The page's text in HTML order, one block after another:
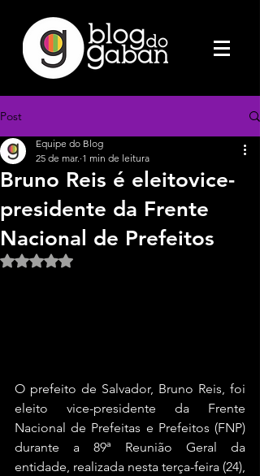
Post
Bruno Reis é eleitovice-
presidente da Frente
Nacional de Prefeitos
Equipe do Blog
25 de mar. 1 min de leitura
Avaliado com NaN de 5 estrelas.
O prefeito de Salvador, Bruno Reis, foi
eleito vice-presidente da Frente
Nacional de Prefeitas e Prefeitos (FNP)
durante a 89ª Reunião Geral da
entidade, realizada nesta terça-feira (24),